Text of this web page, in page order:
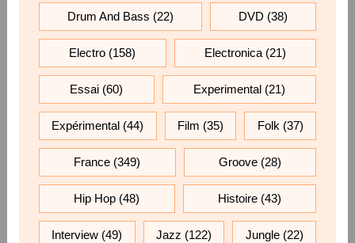
Drum And Bass (22) DVD (38)
Electro (158) Electronica(21)
Essai (60) Experimental (21)
Expérimental (44) Film (35) Folk(37)
France (349) Groove(28)
Hip Hop (48) Histoire(43)
Interview (49) Jazz (122) Jungle(22)